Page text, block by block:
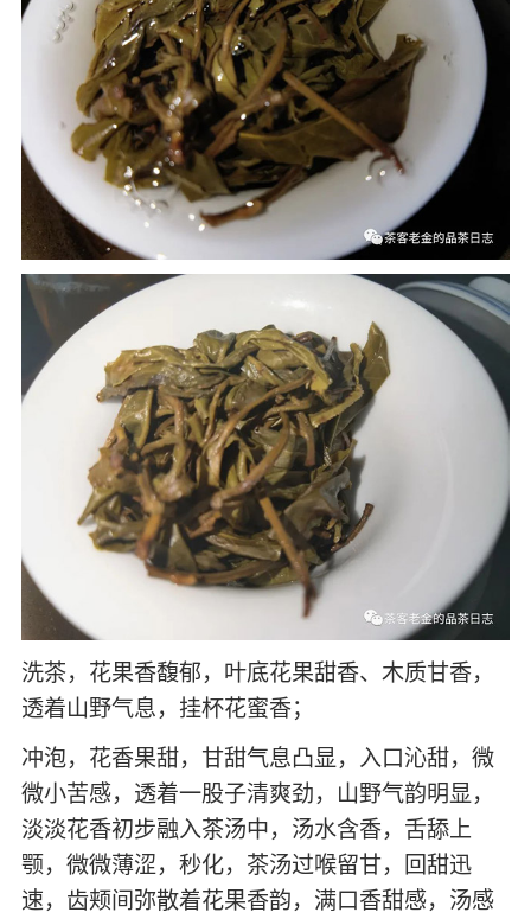
洗茶，花果香馥郁，叶底花果甜香、木质甘香，
透着山野气息，挂杯花蜜香；
冲泡，花香果甜，甘甜气息凸显，入口沁甜，微
微小苦感，透着一股子清爽劲，山野气韵明显，
淡淡花香初步融入茶汤中，汤水含香，舌舔上
颚，微微薄涩，秒化，茶汤过喉留甘，回甜迅
速，齿颊间弥散着花果香韵，满口香甜感，汤感